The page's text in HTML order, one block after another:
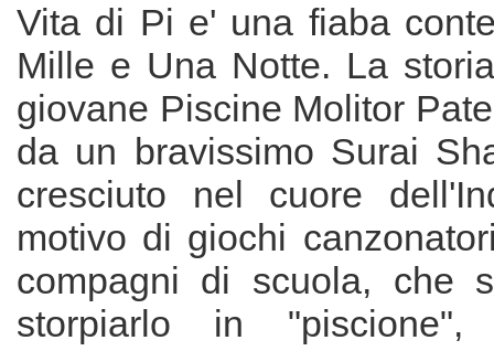
Vita di Pi e' una fiaba
Mille e Una Notte. La
giovane Piscine Molitor
da un bravissimo Surai
cresciuto nel cuore
motivo di giochi
compagni di scuola, che
storpiarlo in